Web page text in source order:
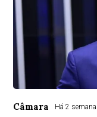
Câmara Há 2